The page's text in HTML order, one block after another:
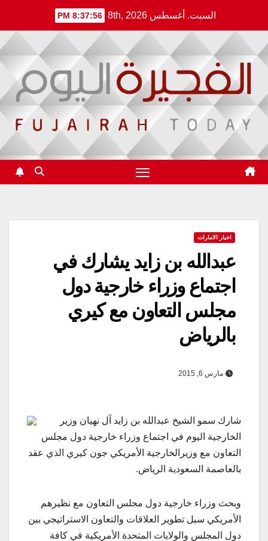
content
السبت. أغسطس 8th, 2026 8:37:57 PM
اخبار الامارات
عبدالله بن زايد يشارك في
اجتماع وزراء خارجية دول
مجلس التعاون مع كيري
بالرياض
مارس 6, 2015
شارك سمو الشيخ عبدالله بن زايد آل نهيان وزير
الخارجية اليوم في اجتماع وزراء خارجية دول مجلس
التعاون مع وزيرالخارجية الأمريكي جون كيري الذي عقد
بالعاصمة السعودية الرياض.
وبحث وزراء خارجية دول مجلس التعاون مع نظيرهم
الأمريكي سبل تطوير العلاقات والتعاون الاستراتيجي بين
دول المجلس والولايات المتحدة الأمريكية في كافة